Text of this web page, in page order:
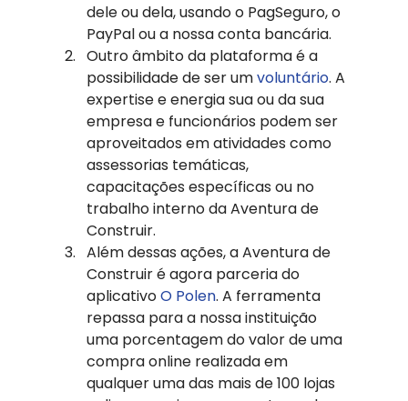
dele ou dela, usando o PagSeguro, o
PayPal ou a nossa conta bancária.
Outro âmbito da plataforma é a
possibilidade de ser um voluntário. A
expertise e energia sua ou da sua
empresa e funcionários podem ser
aproveitados em atividades como
assessorias temáticas,
capacitações específicas ou no
trabalho interno da Aventura de
Construir.
Além dessas ações, a Aventura de
Construir é agora parceria do
aplicativo O Polen. A ferramenta
repassa para a nossa instituição
uma porcentagem do valor de uma
compra online realizada em
qualquer uma das mais de 100 lojas